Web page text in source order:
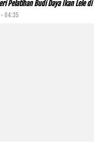
Pelatihan Budi Daya Ikan Lele di
- 04:35